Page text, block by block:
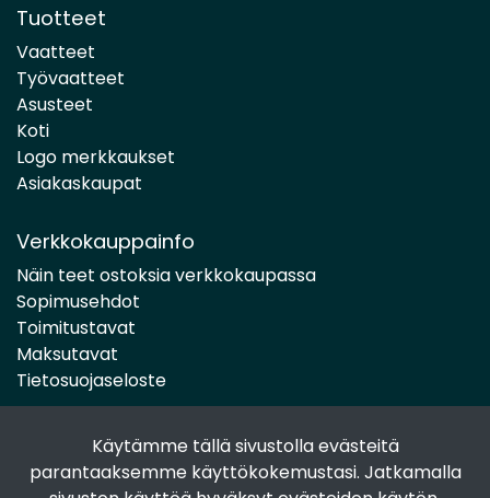
Käytämme tällä sivustolla evästeitä
parantaaksemme käyttökokemustasi. Jatkamalla
Tuotteet
Vaatteet
Työvaatteet
Asusteet
Koti
Logo merkkaukset
Asiakaskaupat
Verkkokauppainfo
Näin teet ostoksia verkkokaupassa
Sopimusehdot
Toimitustavat
Maksutavat
Tietosuojaseloste
Seuraa sosiaalisessa mediassa